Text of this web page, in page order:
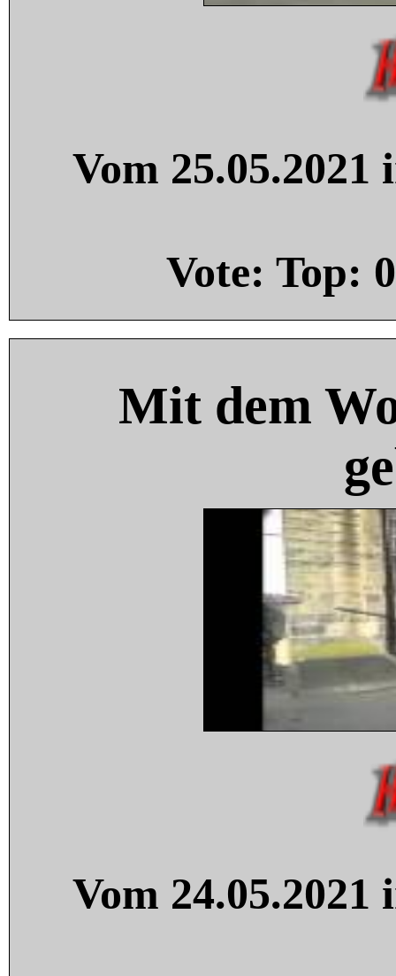
Vom
Vote: Top: 0
Mit dem
Vom